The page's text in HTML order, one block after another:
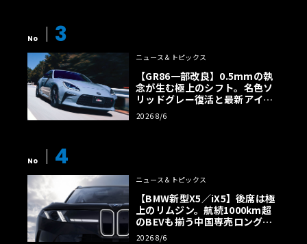
No 3
ニュース＆トピックス
【GR86一部改良】0.5mmの執
念が生む極上のシフト。名色ソ
リッドグレー復活と最新アイサ
イトでFRの極みへ
2026 8/6
No 4
ニュース＆トピックス
【BMW新型X5／iX5】後席は極
上のリムジン。航続1000km超
のBEVも揃う中国専売ロング仕
様の全貌
2026 8/6